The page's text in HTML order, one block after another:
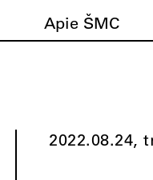
Apie ŠMC
2022.08.24,